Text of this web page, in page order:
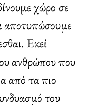
χώρο σε
αποτυπώσουμε
Εκεί
ανθρώπου που
από τα πιο
του